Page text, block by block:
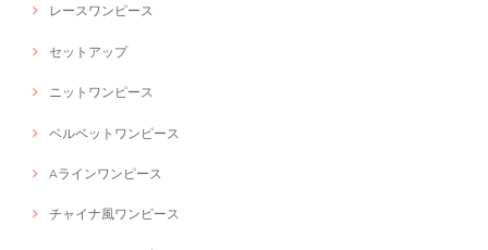
レースワンピース
セットアップ
ニットワンピース
ベルベットワンピース
Aラインワンピース
チャイナ風ワンピース